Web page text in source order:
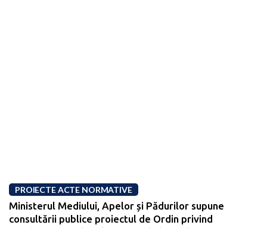
PROIECTE ACTE NORMATIVE
Ministerul Mediului, Apelor și Pădurilor supune
consultării publice proiectul de Ordin privind